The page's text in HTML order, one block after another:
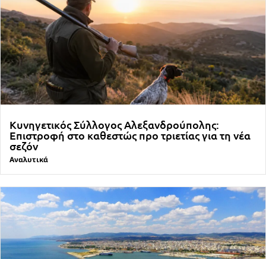
Κυνηγετικός Σύλλογος Αλεξανδρούπολης:
Επιστροφή στο καθεστώς προ τριετίας για τη νέα
σεζόν
Αναλυτικά